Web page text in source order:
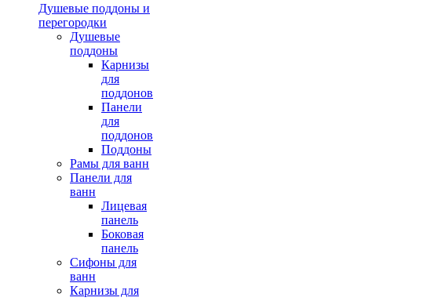
Душевые поддоны и
перегородки
Душевые
поддоны
Карнизы
для
поддонов
Панели
для
поддонов
Поддоны
Рамы для ванн
Панели для
ванн
Лицевая
панель
Боковая
панель
Сифоны для
ванн
Карнизы для